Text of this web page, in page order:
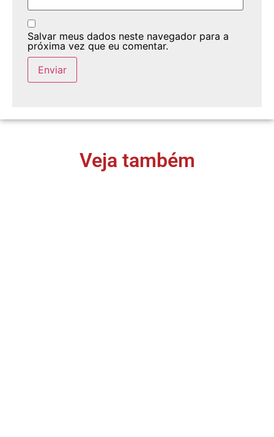
Salvar meus dados neste navegador para a
próxima vez que eu comentar.
Veja também